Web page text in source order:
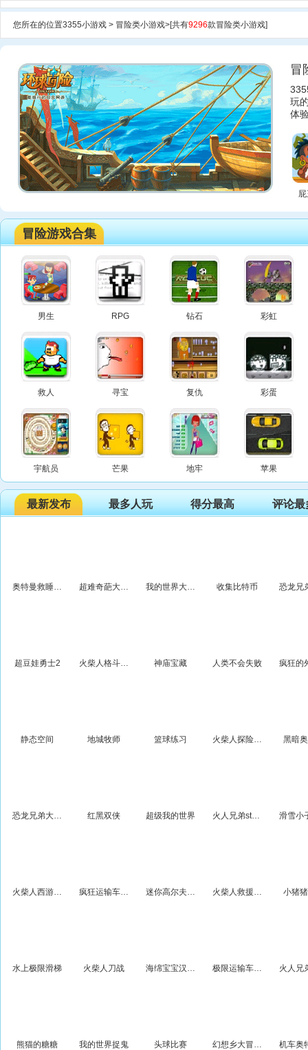
您所在的位置3355小游戏 > 冒险类小游戏>[共有9296款冒险类小游戏]
冒
玩
体
冒险游戏合集
男生 RPG 钻石 彩虹
救人 寻宝 复仇 彩蛋
宇航员 芒果 地牢 苹果
最新发布 最多人玩 得分最高 评论最
奥特曼救睡公主3D版 超难奇葩大冒险 我的世界大作战 收集比特币
超豆娃勇士2 火柴人格斗进化v1.1 神庙宝藏 人类不会失败 疯狂的
静态空间 地城牧师 篮球练习 火柴人探险寻宝 黑暗
恐龙兄弟大冒险 红黑双侠 超级我的世界 火人兄弟story
火柴人西游战记 疯狂运输车3D虎口夺食 迷你高尔夫大师 火柴人救援任务3 小猪
水上极限滑梯 火柴人刀战 海绵宝宝汉堡探险 极限运输车3D不可思议
熊猫的糖糖 我的世界捉鬼 头球比赛 幻想乡大冒险4